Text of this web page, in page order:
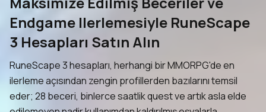
Endgame Ilerlemesiyle RuneScape
3 Hesapları Satın Alın
RuneScape 3 hesapları, herhangi bir MMORPG'de en
ilerleme açısından zengin profillerden bazılarını temsil
eder; 28 beceri, binlerce saatlik quest ve artık asla elde